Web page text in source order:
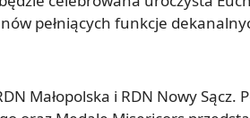
pełniących funkcje
Małopolska i RDN Nowy